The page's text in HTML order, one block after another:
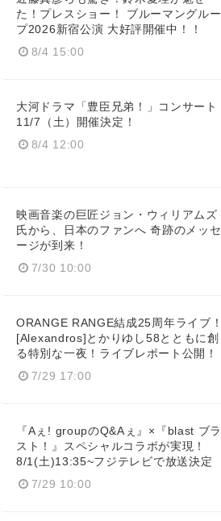
た！プレスショー！ ブルーマングルー
プ2026新宿公演 大好評開催中！！
8/4 15:00
大河ドラマ「豊臣兄弟！」コンサート
11/7（土）開催決定！
8/4 12:00
映画音楽の巨匠ジョン・ウィリアムズ
氏から、日本のファンへ 奇跡のメッセ
ージが到来！
7/30 10:00
ORANGE RANGE結成25周年ライブ！
[Alexandros]とかりゆし58とともに創
る特別な一夜！ライブレポート公開！
7/29 17:00
『Aぇ! groupのQ&Aぇ』×『blast ブラ
スト！』スペシャルコラボが実現！
8/1(土)13:35~フジテレビで放送決定
7/29 10:00
Japanese
English